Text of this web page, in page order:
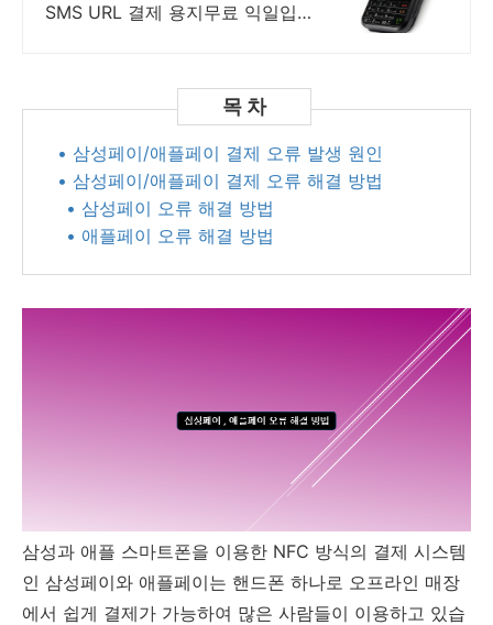
SMS URL 결제 용지무료 익일입금
• 삼성페이/애플페이 결제 오류 발생 원인
• 삼성페이/애플페이 결제 오류 해결 방법
• 삼성페이 오류 해결 방법
• 애플페이 오류 해결 방법
삼성과 애플 스마트폰을 이용한 NFC 방식의 결제 시스템
인 삼성페이와 애플페이는 핸드폰 하나로 오프라인 매장
에서 쉽게 결제가 가능하여 많은 사람들이 이용하고 있습